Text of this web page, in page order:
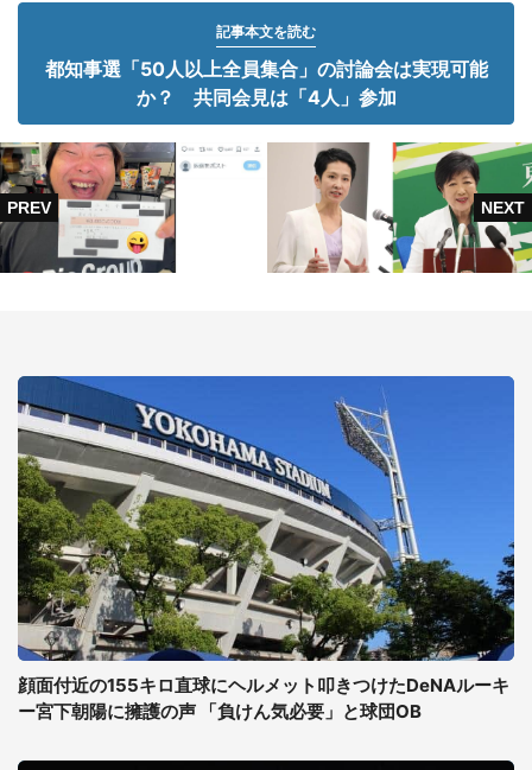
記事本文を読む
都知事選「50人以上全員集合」の討論会は実現可能
か？ 共同会見は「4人」参加
顔面付近の155キロ直球にヘルメット叩きつけたDeNAルーキ
ー宮下朝陽に擁護の声 「負けん気必要」と球団OB